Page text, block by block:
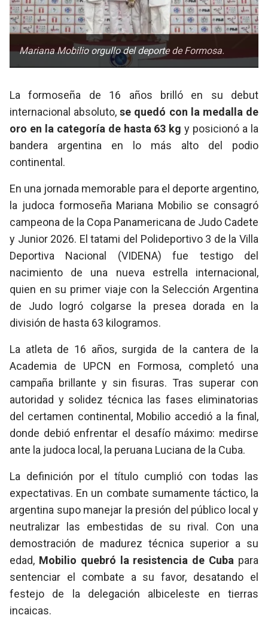
Mariana Mobilio orgullo del deporte de Formosa.
La formoseña de 16 años brilló en su debut
internacional absoluto,se quedó con la medalla de
oro en la categoría de hasta 63 kg y posicionó a la
bandera argentina en lo más alto del podio
continental.
En una jornada memorable para el deporte argentino,
la judoca formoseña Mariana Mobilio se consagró
campeona de la Copa Panamericana de Judo Cadete
y Junior 2026. El tatami del Polideportivo 3 de la Villa
Deportiva Nacional (VIDENA) fue testigo del
nacimiento de una nueva estrella internacional,
quien en su primer viaje con la Selección Argentina
de Judo logró colgarse la presea dorada en la
división de hasta 63 kilogramos.
La atleta de 16 años, surgida de la cantera de la
Academia de UPCN en Formosa, completó una
campaña brillante y sin fisuras. Tras superar con
autoridad y solidez técnica las fases eliminatorias
del certamen continental, Mobilio accedió a la final,
donde debió enfrentar el desafío máximo: medirse
ante la judoca local, la peruana Luciana de la Cuba.
La definición por el título cumplió con todas las
expectativas. En un combate sumamente táctico, la
argentina supo manejar la presión del público local y
neutralizar las embestidas de su rival. Con una
demostración de madurez técnica superior a su
edad, Mobilio quebró la resistencia de Cuba para
sentenciar el combate a su favor, desatando el
festejo de la delegación albiceleste en tierras
incaicas.